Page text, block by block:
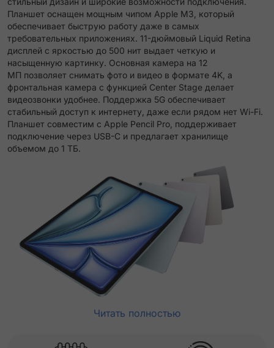
Планшет оснащен мощным чипом Apple M3, который
обеспечивает быструю работу даже в самых
требовательных приложениях. 11-дюймовый Liquid Retina
дисплей с яркостью до 500 нит выдает четкую и
насыщенную картинку. Основная камера на 12
МП позволяет снимать фото и видео в формате 4K, а
фронтальная камера с функцией Center Stage делает
видеозвонки удобнее. Поддержка 5G обеспечивает
стабильный доступ к интернету, даже если рядом нет Wi-Fi.
Планшет совместим с Apple Pencil Pro, поддерживает
подключение через USB-C и предлагает хранилище
объемом до 1 ТБ.
Читать полностью